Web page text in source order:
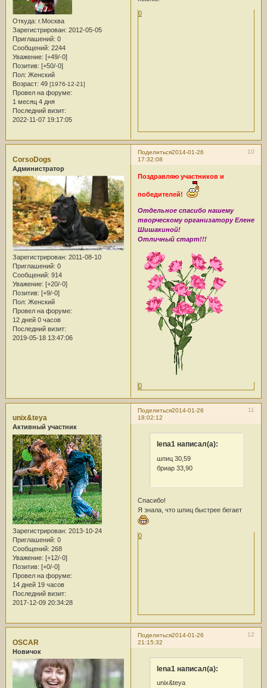
Откуда: г.Москва
Зарегистрирован: 2012-05-05
Приглашений: 0
Сообщений: 2244
Уважение: [+49/-0]
Позитив: [+50/-0]
Пол: Женский
Возраст: 49 [1976-12-21]
Провел на форуме:
1 месяц 4 дня
Последний визит:
2022-11-07 19:17:05
0
Поделиться 10
2014-01-26
17:32:08
CorsoDogs
Администратор
Зарегистрирован: 2011-08-10
Приглашений: 0
Сообщений: 914
Уважение: [+20/-0]
Позитив: [+9/-0]
Пол: Женский
Провел на форуме:
12 дней 0 часов
Последний визит:
2019-05-18 13:47:06
Поздравляю участников и
победителей!
Отдельное спасибо нашему
творческому организатору Елене
Шишакиной!
Отличный старт!!!
0
Поделиться 11
2014-01-26
18:02:12
unix&teya
Активный участник
Зарегистрирован: 2013-10-24
Приглашений: 0
Сообщений: 268
Уважение: [+12/-0]
Позитив: [+0/-0]
Провел на форуме:
14 дней 19 часов
Последний визит:
2017-12-09 20:34:28
lena1 написал(а):
шпиц 30,59
бриар 33,90
Спасибо!
Я знала, что шпиц быстрее бегает
0
Поделиться 12
2014-01-26
21:15:32
OSCAR
Новичок
lena1 написал(а):
unix&teya